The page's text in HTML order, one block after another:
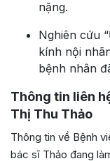
nặng.
Nghiên cứu
kính nội
bệnh nhân
Thông tin liên
Thị Thu Thảo
Thông tin về Bệnh
bác sĩ Thảo đang